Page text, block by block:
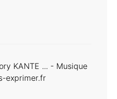
KANTE ... - Musique
exprimer.fr